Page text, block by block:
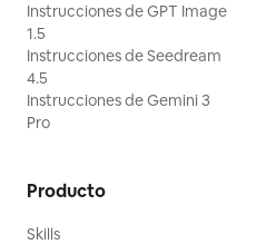
Instrucciones de GPT Image
1.5
Instrucciones de Seedream
4.5
Instrucciones de Gemini 3
Pro
Producto
Skills